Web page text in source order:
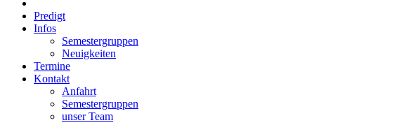
Predigt
Infos
Semestergruppen
Neuigkeiten
Termine
Kontakt
Anfahrt
Semestergruppen
unser Team